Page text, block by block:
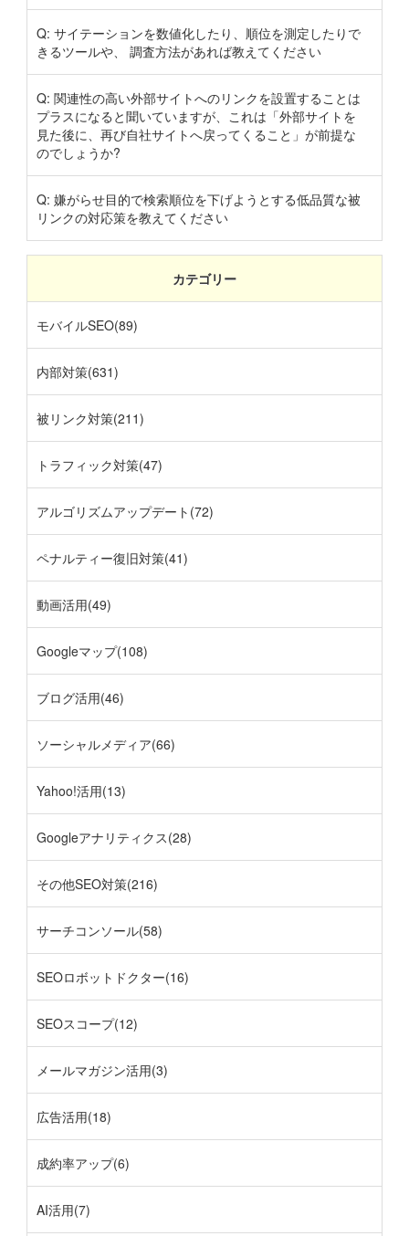
Q: サイテーションを数値化したり、順位を測定したりで
きるツールや、 調査方法があれば教えてください
Q: 関連性の高い外部サイトへのリンクを設置することは
プラスになると聞いていますが、これは「外部サイトを
見た後に、再び自社サイトへ戻ってくること」が前提な
のでしょうか?
Q: 嫌がらせ目的で検索順位を下げようとする低品質な被
リンクの対応策を教えてください
カテゴリー
モバイルSEO(89)
内部対策(631)
被リンク対策(211)
トラフィック対策(47)
アルゴリズムアップデート(72)
ペナルティー復旧対策(41)
動画活用(49)
Googleマップ(108)
ブログ活用(46)
ソーシャルメディア(66)
Yahoo!活用(13)
Googleアナリティクス(28)
その他SEO対策(216)
サーチコンソール(58)
SEOロボットドクター(16)
SEOスコープ(12)
メールマガジン活用(3)
広告活用(18)
成約率アップ(6)
AI活用(7)